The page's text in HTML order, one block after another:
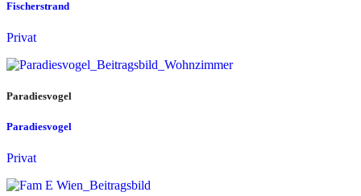
Fischerstrand
Privat
Paradiesvogel
Paradiesvogel
Privat